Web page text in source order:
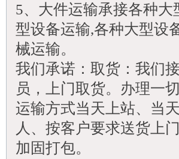
5、大件运输承接各种
型设备运输,各种大型设
械运输。
我们承诺：取货：我们
员，上门取货。办理一
运输方式当天上站、当
人、按客户要求送货上
加固打包。